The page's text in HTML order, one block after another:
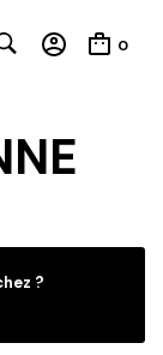
0
?